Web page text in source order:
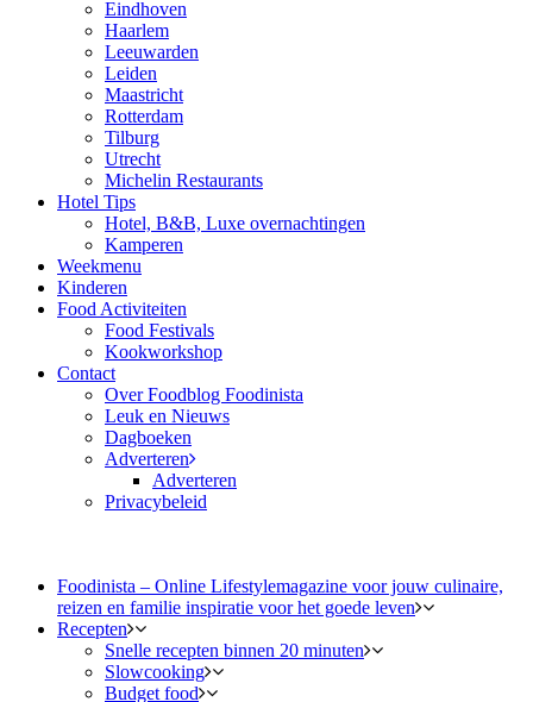
Eindhoven
Haarlem
Leeuwarden
Leiden
Maastricht
Rotterdam
Tilburg
Utrecht
Michelin Restaurants
Hotel Tips
Hotel, B&B, Luxe overnachtingen
Kamperen
Weekmenu
Kinderen
Food Activiteiten
Food Festivals
Kookworkshop
Contact
Over Foodblog Foodinista
Leuk en Nieuws
Dagboeken
Adverteren
Adverteren
Privacybeleid
Foodinista – Online Lifestylemagazine voor jouw culinaire,
reizen en familie inspiratie voor het goede leven
Recepten
Snelle recepten binnen 20 minuten
Slowcooking
Budget food